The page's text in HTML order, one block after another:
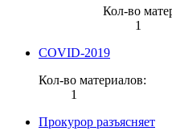
Кол-во
1
COVID-2019
Кол-во материалов:
1
Прокурор разъясняет